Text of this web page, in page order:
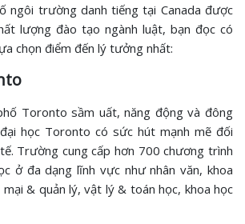
ngôi trường danh tiếng tại Canada được
lượng đào tạo ngành luật, bạn đọc có
chọn điểm đến lý tưởng nhất:
Toronto sầm uất, năng động và đông
học Toronto có sức hút mạnh mẽ đối
Trường cung cấp hơn 700 chương trình
ở đa dạng lĩnh vực như nhân văn, khoa
& quản lý, vật lý & toán học, khoa học